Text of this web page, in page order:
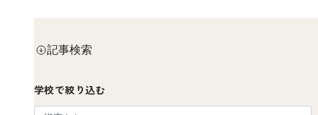
記事検索
学校で絞り込む